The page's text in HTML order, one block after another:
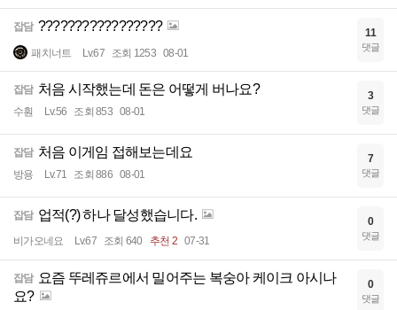
잡담 ?????????????????
패치너트 Lv.67 조회 1253 08-01
11
댓글
잡담 처음 시작했는데 돈은 어떻게 버나요?
수훤 Lv.56 조회 853 08-01
3
댓글
잡담 처음 이게임 접해보는데요
방용 Lv.71 조회 886 08-01
7
댓글
잡담 업적(?) 하나 달성했습니다.
비가오네요 Lv.67 조회 640 추천 2 07-31
0
댓글
잡담 요즘 뚜레쥬르에서 밀어주는 복숭아 케이크 아시나
요?
0
댓글